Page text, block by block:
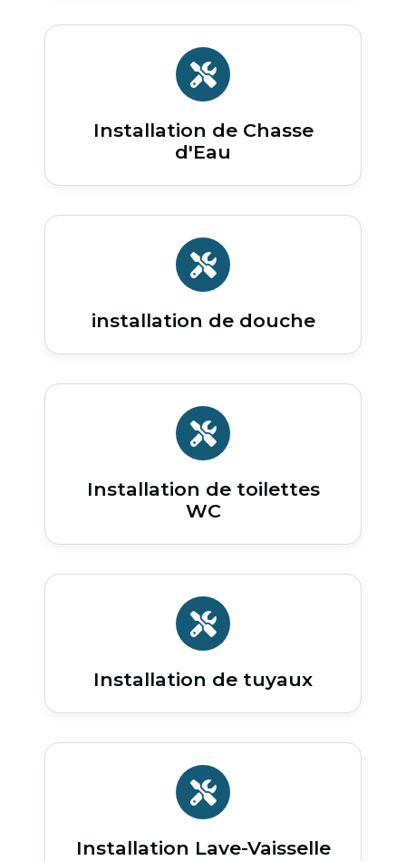
Installation de Chasse
d'Eau
installation de douche
Installation de toilettes
WC
Installation de tuyaux
Installation Lave-Vaisselle